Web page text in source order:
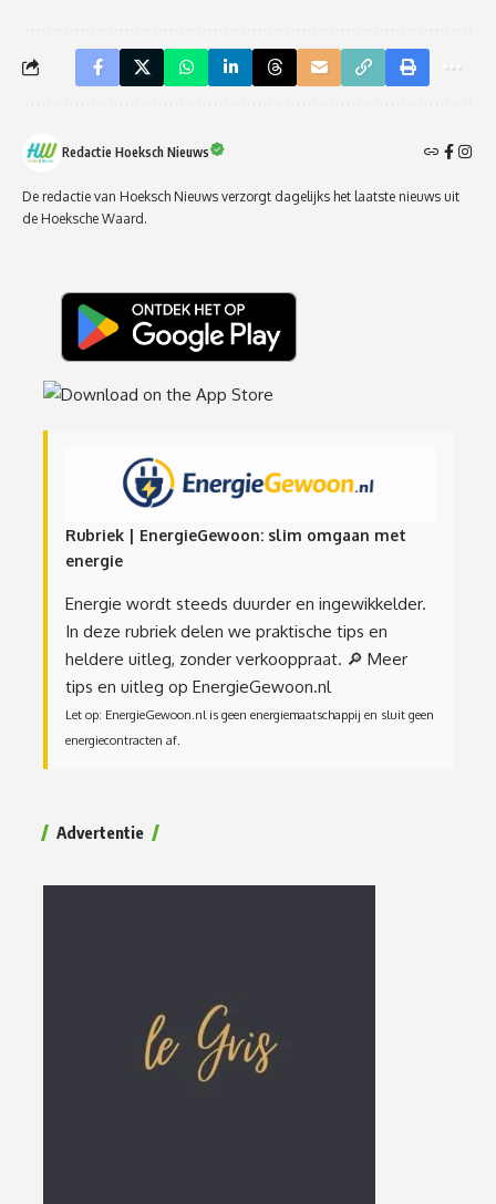
Redactie Hoeksch Nieuws
De redactie van Hoeksch Nieuws verzorgt dagelijks het laatste nieuws uit
de Hoeksche Waard.
Rubriek | EnergieGewoon: slim omgaan met
energie
Energie wordt steeds duurder en ingewikkelder.
In deze rubriek delen we praktische tips en
heldere uitleg, zonder verkooppraat. 🔎 Meer
tips en uitleg op EnergieGewoon.nl
Let op: EnergieGewoon.nl is geen energiemaatschappij en sluit geen
energiecontracten af.
Advertentie